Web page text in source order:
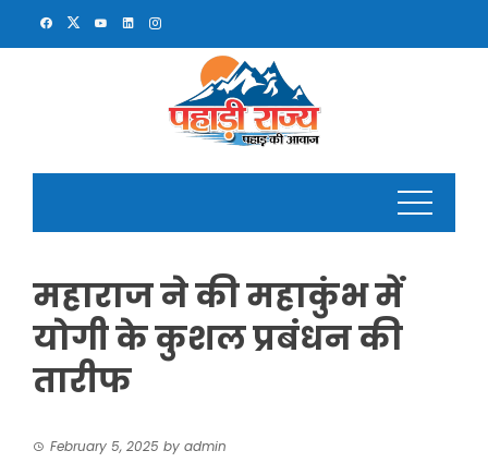
महाराज ने की महाकुंभ में
योगी के कुशल प्रबंधन की
तारीफ
February 5, 2025 by admin